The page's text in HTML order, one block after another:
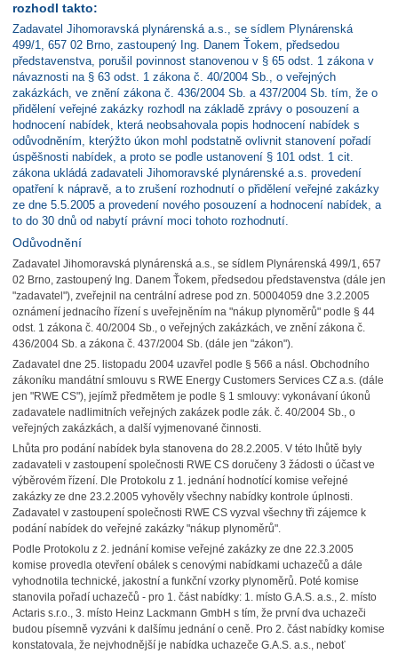
rozhodl takto:
Zadavatel Jihomoravská plynárenská a.s., se sídlem Plynárenská
499/1, 657 02 Brno, zastoupený Ing. Danem Ťokem, předsedou
představenstva, porušil povinnost stanovenou v § 65 odst. 1 zákona v
návaznosti na § 63 odst. 1 zákona č. 40/2004 Sb., o veřejných
zakázkách, ve znění zákona č. 436/2004 Sb. a 437/2004 Sb. tím, že o
přidělení veřejné zakázky rozhodl na základě zprávy o posouzení a
hodnocení nabídek, která neobsahovala popis hodnocení nabídek s
odůvodněním, kterýžto úkon mohl podstatně ovlivnit stanovení pořadí
úspěšnosti nabídek, a proto se podle ustanovení § 101 odst. 1 cit.
zákona ukládá zadavateli Jihomoravské plynárenské a.s. provedení
opatření k nápravě, a to zrušení rozhodnutí o přidělení veřejné zakázky
ze dne 5.5.2005 a provedení nového posouzení a hodnocení nabídek, a
to do 30 dnů od nabytí právní moci tohoto rozhodnutí.
Odůvodnění
Zadavatel Jihomoravská plynárenská a.s., se sídlem Plynárenská 499/1, 657
02 Brno, zastoupený Ing. Danem Ťokem, předsedou představenstva (dále jen
"zadavatel"), zveřejnil na centrální adrese pod zn. 50004059 dne 3.2.2005
oznámení jednacího řízení s uveřejněním na "nákup plynoměrů" podle § 44
odst. 1 zákona č. 40/2004 Sb., o veřejných zakázkách, ve znění zákona č.
436/2004 Sb. a zákona č. 437/2004 Sb. (dále jen "zákon").
Zadavatel dne 25. listopadu 2004 uzavřel podle § 566 a násl. Obchodního
zákoníku mandátní smlouvu s RWE Energy Customers Services CZ a.s. (dále
jen "RWE CS"), jejímž předmětem je podle § 1 smlouvy: vykonávaní úkonů
zadavatele nadlimitních veřejných zakázek podle zák. č. 40/2004 Sb., o
veřejných zakázkách, a další vyjmenované činnosti.
Lhůta pro podání nabídek byla stanovena do 28.2.2005. V této lhůtě byly
zadavateli v zastoupení společnosti RWE CS doručeny 3 žádosti o účast ve
výběrovém řízení. Dle Protokolu z 1. jednání hodnotící komise veřejné
zakázky ze dne 23.2.2005 vyhověly všechny nabídky kontrole úplnosti.
Zadavatel v zastoupení společnosti RWE CS vyzval všechny tři zájemce k
podání nabídek do veřejné zakázky "nákup plynoměrů".
Podle Protokolu z 2. jednání komise veřejné zakázky ze dne 22.3.2005
komise provedla otevření obálek s cenovými nabídkami uchazečů a dále
vyhodnotila technické, jakostní a funkční vzorky plynoměrů. Poté komise
stanovila pořadí uchazečů - pro 1. část nabídky: 1. místo G.A.S. a.s., 2. místo
Actaris s.r.o., 3. místo Heinz Lackmann GmbH s tím, že první dva uchazeči
budou písemně vyzváni k dalšímu jednání o ceně. Pro 2. část nabídky komise
konstatovala, že nejvhodnější je nabídka uchazeče G.A.S. a.s., neboť